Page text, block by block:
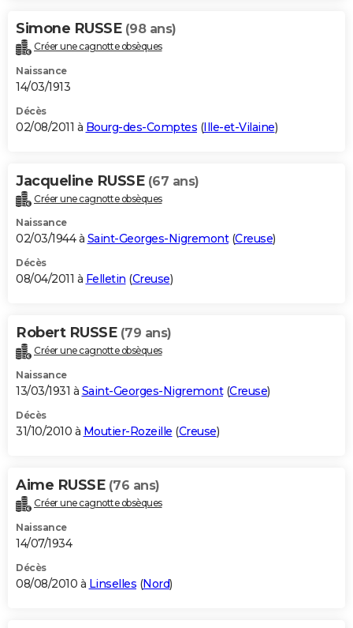
Simone RUSSE (98 ans)
Créer une cagnotte obsèques
Naissance
14/03/1913
Décès
02/08/2011 à Bourg-des-Comptes (Ille-et-Vilaine)
Jacqueline RUSSE (67 ans)
Créer une cagnotte obsèques
Naissance
02/03/1944 à Saint-Georges-Nigremont(Creuse)
Décès
08/04/2011 à Felletin (Creuse)
Robert RUSSE (79 ans)
Créer une cagnotte obsèques
Naissance
13/03/1931 à Saint-Georges-Nigremont(Creuse)
Décès
31/10/2010 à Moutier-Rozeille (Creuse)
Aime RUSSE (76 ans)
Créer une cagnotte obsèques
Naissance
14/07/1934
Décès
08/08/2010 à Linselles (Nord)